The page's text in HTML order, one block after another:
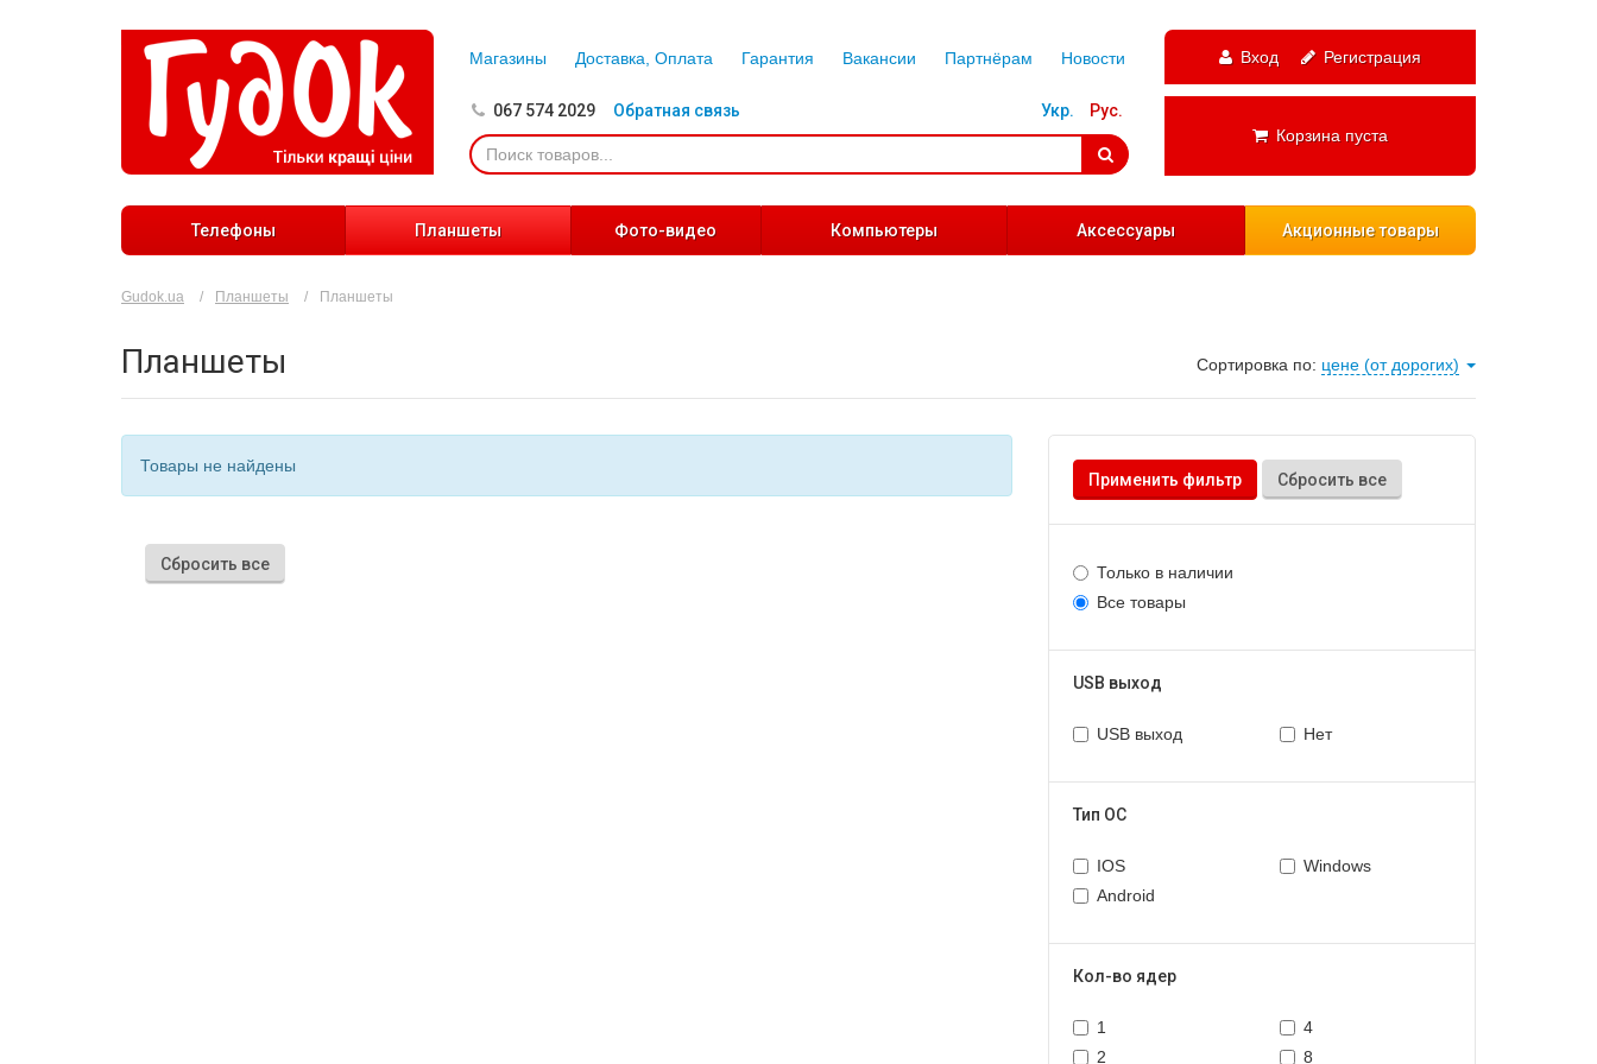
Вход Регистрация
Корзина пуста
Магазины Доставка, Оплата Гарантия Вакансии Партнёрам Новости
067 574 2029 Обратная связь Укр. Рус.
Телефоны Планшеты Фото-видео Компьютеры Аксессуары Акционные товары
Gudok.ua Планшеты Планшеты
Планшеты Сортировка по: цене (от дорогих)
Применить фильтр Сбросить все
Только в наличии
Все товары
USB выход
USB выход Нет
Тип ОС
IOS
Android
Windows
Кол-во ядер
1
2
4
8
Товары не найдены
Сбросить все